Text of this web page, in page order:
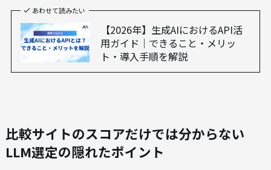
あわせて読みたい
【2026年】生成AIにおけるAPI活
用ガイド｜できること・メリッ
ト・導入手順を解説
比較サイトのスコアだけでは分からない
LLM選定の隠れたポイント